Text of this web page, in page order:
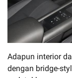
Adapun interior
dengan bridge-